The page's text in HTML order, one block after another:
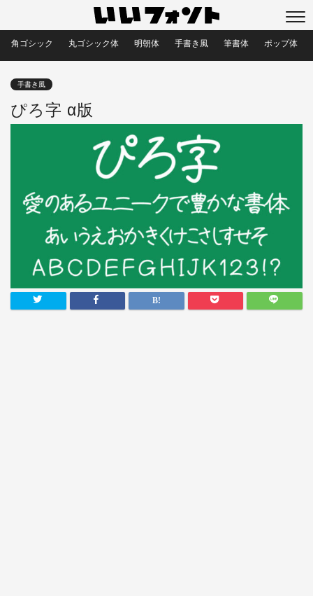
角ゴシック 丸ゴシック体 明朝体 手書き風 筆書体 ポップ体
手書き風
ぴろ字 α版